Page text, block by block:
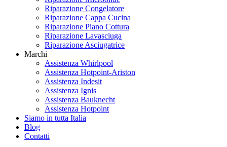
Riparazione Congelatore
Riparazione Cappa Cucina
Riparazione Piano Cottura
Riparazione Lavasciuga
Riparazione Asciugatrice
Marchi
Assistenza Whirlpool
Assistenza Hotpoint-Ariston
Assistenza Indesit
Assistenza Ignis
Assistenza Bauknecht
Assistenza Hotpoint
Siamo in tutta Italia
Blog
Contatti